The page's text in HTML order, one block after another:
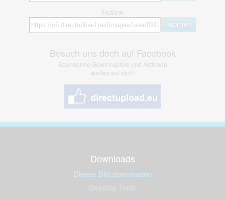
Hotlink
kopieren
Besuch uns doch auf Facebook
Spannende Gewinnspiele und Aktionen
warten auf dich!
Downloads
Dieses Bild downloaden